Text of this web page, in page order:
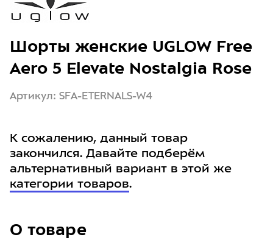
О товаре
Шорты женские UGLOW Free
Aero 5 Elevate Nostalgia Rose
Артикул: SFA-ETERNALS-W4
К сожалению, данный товар
закончился. Давайте подберём
альтернативный вариант в этой же
категории товаров.